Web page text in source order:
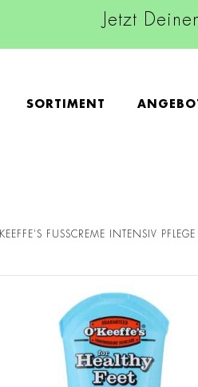
Jetzt
SORTIMENT
O'KEEFFE'S FUSSCREME INTENSIV PFLEGE